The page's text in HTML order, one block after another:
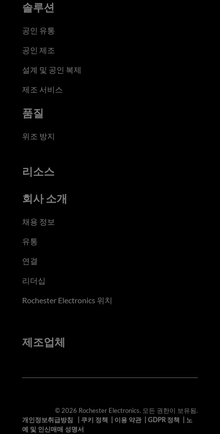
솔루션
공인 유통
공인 제조
설계 및 공인 복제
제조 서비스
품질
위조 방지
리소스
회사 소개
채용 정보
유통
연결
리더십
Rochester Electronics 위치
제조업체
© 2026 Rochester Electronics. 모든 권한이 보유됨.
개인정보취급방침
쿠키 정책 이용 약관| GDPR 정책
노
예 및 인신매매 성명서